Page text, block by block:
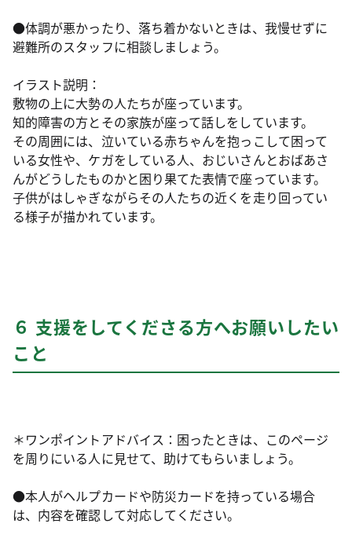
●体調が悪かったり、落ち着かないときは、我慢せずに
避難所のスタッフに相談しましょう。
イラスト説明：
敷物の上に大勢の人たちが座っています。
知的障害の方とその家族が座って話しをしています。
その周囲には、泣いている赤ちゃんを抱っこして困って
いる女性や、ケガをしている人、おじいさんとおばあさ
んがどうしたものかと困り果てた表情で座っています。
子供がはしゃぎながらその人たちの近くを走り回ってい
る様子が描かれています。
６ 支援をしてくださる方へお願いしたい
こと
＊ワンポイントアドバイス：困ったときは、このページ
を周りにいる人に見せて、助けてもらいましょう。
●本人がヘルプカードや防災カードを持っている場合
は、内容を確認して対応してください。